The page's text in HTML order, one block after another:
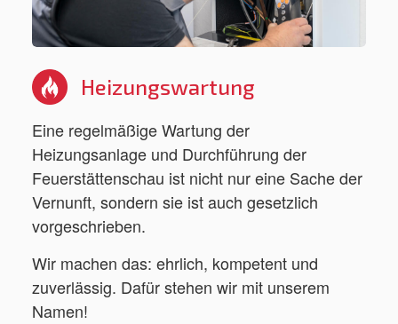
Heizungswartung
Eine regelmäßige Wartung der
Heizungsanlage und Durchführung der
Feuerstättenschau ist nicht nur eine Sache der
Vernunft, sondern sie ist auch gesetzlich
vorgeschrieben.
Wir machen das: ehrlich, kompetent und
zuverlässig. Dafür stehen wir mit unserem
Namen!